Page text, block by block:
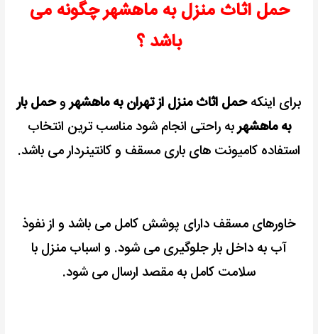
حمل اثاث منزل به ماهشهر چگونه می
باشد ؟
برای اینکهحمل اثاث منزل از تهران به ماهشهروحمل بار
به ماهشهربه راحتی انجام شودمناسب ترین انتخاب
استفاده کامیونت های باری مسقف و کانتینردار می باشد.
خاورهای مسقف دارای پوشش کامل می باشد و از نفوذ
آب به داخل بار جلوگیری می شود. و اسباب منزل با
سلامت کامل به مقصد ارسال می شود.